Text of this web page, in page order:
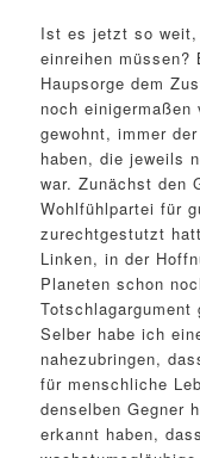
Ist es jetzt so weit,
einreihen müssen?
Haupsorge dem
noch
gewohnt, immer
haben, die jeweils
war. Zunächst den
Wohlfühlpartei für
zurechtgestutzt
Linken, in der
Planeten schon
Totschlagargument
Selber habe ich
nahezubringen,
für menschliche
denselben Gegner
erkannt haben,